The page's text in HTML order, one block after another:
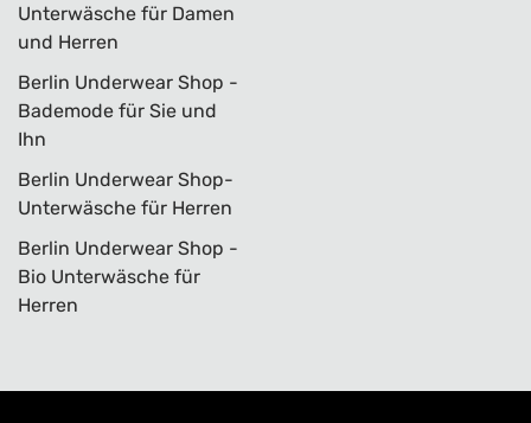
Unterwäsche für Damen
und Herren
Berlin Underwear Shop -
Bademode für Sie und
Ihn
Berlin Underwear Shop-
Unterwäsche für Herren
Berlin Underwear Shop -
Bio Unterwäsche für
Herren